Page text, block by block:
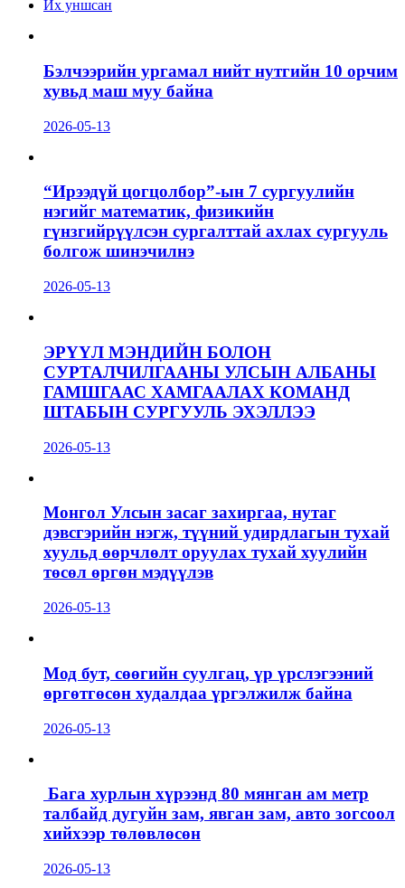
Их уншсан
Бэлчээрийн ургамал нийт нутгийн 10 орчим
хувьд маш муу байна
2026-05-13
“Ирээдүй цогцолбор”-ын 7 сургуулийн
нэгийг математик, физикийн
гүнзгийрүүлсэн сургалттай ахлах сургууль
болгож шинэчилнэ
2026-05-13
ЭРҮҮЛ МЭНДИЙН БОЛОН
СУРТАЛЧИЛГААНЫ УЛСЫН АЛБАНЫ
ГАМШГААС ХАМГААЛАХ КОМАНД
ШТАБЫН СУРГУУЛЬ ЭХЭЛЛЭЭ
2026-05-13
Монгол Улсын засаг захиргаа, нутаг
дэвсгэрийн нэгж, түүний удирдлагын тухай
хуульд өөрчлөлт оруулах тухай хуулийн
төсөл өргөн мэдүүлэв
2026-05-13
Мод бут, сөөгийн суулгац, үр үрслэгээний
өргөтгөсөн худалдаа үргэлжилж байна
2026-05-13
Бага хурлын хүрээнд 80 мянган ам метр
талбайд дугуйн зам, явган зам, авто зогсоол
хийхээр төлөвлөсөн
2026-05-13